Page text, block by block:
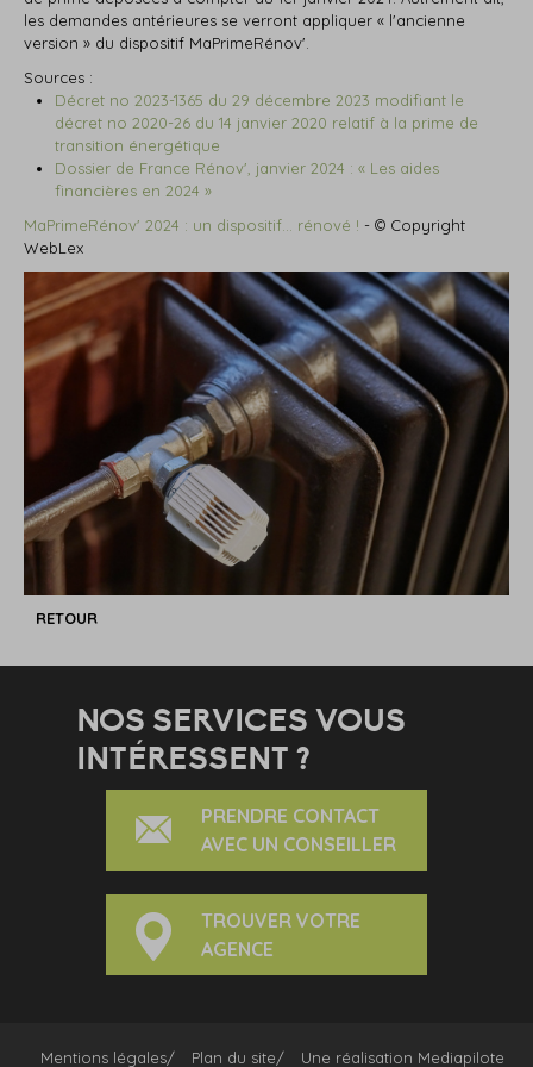
les demandes antérieures se verront appliquer « l'ancienne
version » du dispositif MaPrimeRénov'.
Sources :
Décret no 2023-1365 du 29 décembre 2023 modifiant le
décret no 2020-26 du 14 janvier 2020 relatif à la prime de
transition énergétique
Dossier de France Rénov', janvier 2024 : « Les aides
financières en 2024 »
MaPrimeRénov' 2024 : un dispositif… rénové ! - © Copyright
WebLex
RETOUR
NOS SERVICES VOUS
INTÉRESSENT ?
PRENDRE CONTACT
AVEC UN CONSEILLER
TROUVER VOTRE
AGENCE
Mentions légales Plan du site Une réalisation Mediapilote